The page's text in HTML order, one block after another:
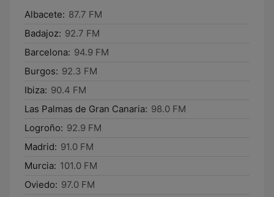
Albacete: 87.7 FM
Badajoz: 92.7 FM
Barcelona: 94.9 FM
Burgos: 92.3 FM
Ibiza: 90.4 FM
Las Palmas de Gran Canaria: 98.0 FM
Logroño: 92.9 FM
Madrid: 91.0 FM
Murcia: 101.0 FM
Oviedo: 97.0 FM